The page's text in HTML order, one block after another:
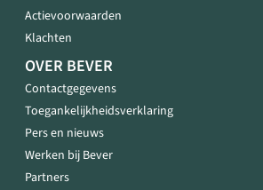
Actievoorwaarden
Klachten
OVER BEVER
Contactgegevens
Toegankelijkheidsverklaring
Pers en nieuws
Werken bij Bever
Partners